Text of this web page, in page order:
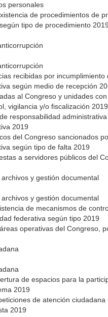
personales
de procedimientos de
tipo de procedimiento 2019
recibidas por
según medio de recepción
al Congreso y unidades
vigilancia y/o fiscalización 2019
responsabilidad
2019
del Congreso sancionados
según tipo de falta 2019
a servidores públicos del
y gestión documental
y gestión documental
de mecanismos de
federativa según tipo 2019
operativas del Congreso,
de espacios para la
2019
de atención
2019